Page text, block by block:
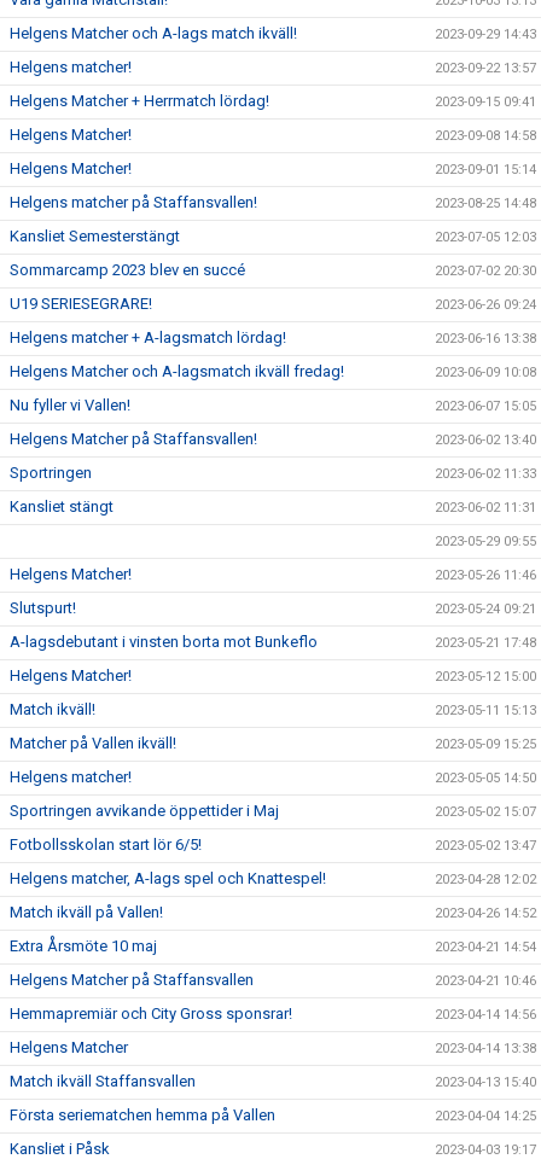
Helgens Matcher och A-lags match ikväll! 2023-09-29 14:43
Helgens matcher! 2023-09-22 13:57
Helgens Matcher + Herrmatch lördag! 2023-09-15 09:41
Helgens Matcher! 2023-09-08 14:58
Helgens Matcher! 2023-09-01 15:14
Helgens matcher på Staffansvallen! 2023-08-25 14:48
Kansliet Semesterstängt 2023-07-05 12:03
Sommarcamp 2023 blev en succé 2023-07-02 20:30
U19 SERIESEGRARE! 2023-06-26 09:24
Helgens matcher + A-lagsmatch lördag! 2023-06-16 13:38
Helgens Matcher och A-lagsmatch ikväll fredag! 2023-06-09 10:08
Nu fyller vi Vallen! 2023-06-07 15:05
Helgens Matcher på Staffansvallen! 2023-06-02 13:40
Sportringen 2023-06-02 11:33
Kansliet stängt 2023-06-02 11:31
2023-05-29 09:55
Helgens Matcher! 2023-05-26 11:46
Slutspurt! 2023-05-24 09:21
A-lagsdebutant i vinsten borta mot Bunkeflo 2023-05-21 17:48
Helgens Matcher! 2023-05-12 15:00
Match ikväll! 2023-05-11 15:13
Matcher på Vallen ikväll! 2023-05-09 15:25
Helgens matcher! 2023-05-05 14:50
Sportringen avvikande öppettider i Maj 2023-05-02 15:07
Fotbollsskolan start lör 6/5! 2023-05-02 13:47
Helgens matcher, A-lags spel och Knattespel! 2023-04-28 12:02
Match ikväll på Vallen! 2023-04-26 14:52
Extra Årsmöte 10 maj 2023-04-21 14:54
Helgens Matcher på Staffansvallen 2023-04-21 10:46
Hemmapremiär och City Gross sponsrar! 2023-04-14 14:56
Helgens Matcher 2023-04-14 13:38
Match ikväll Staffansvallen 2023-04-13 15:40
Första seriematchen hemma på Vallen 2023-04-04 14:25
Kansliet i Påsk 2023-04-03 19:17